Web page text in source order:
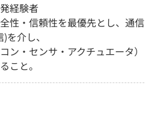
経験者
・信頼性を最優先とし、通信
を介し、
・センサ・アクチュエータ）
こと。